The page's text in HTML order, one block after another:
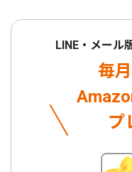
LINE・メール
毎
プ